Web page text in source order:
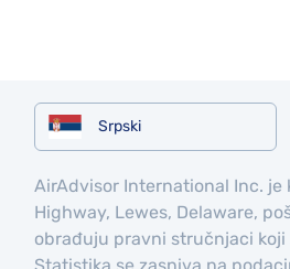
Srpski
AirAdvisor International Inc. je
Highway, Lewes, Delaware,
obrađuju pravni stručnjaci koji
Statistika se zasniva na